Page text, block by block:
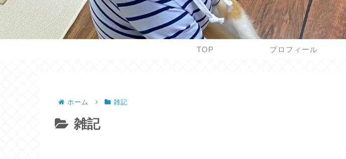
TOP プロフィール
ホーム 雑記
雑記